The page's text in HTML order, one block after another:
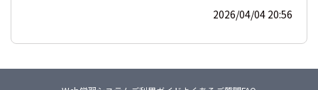
2026/04/04 20:56